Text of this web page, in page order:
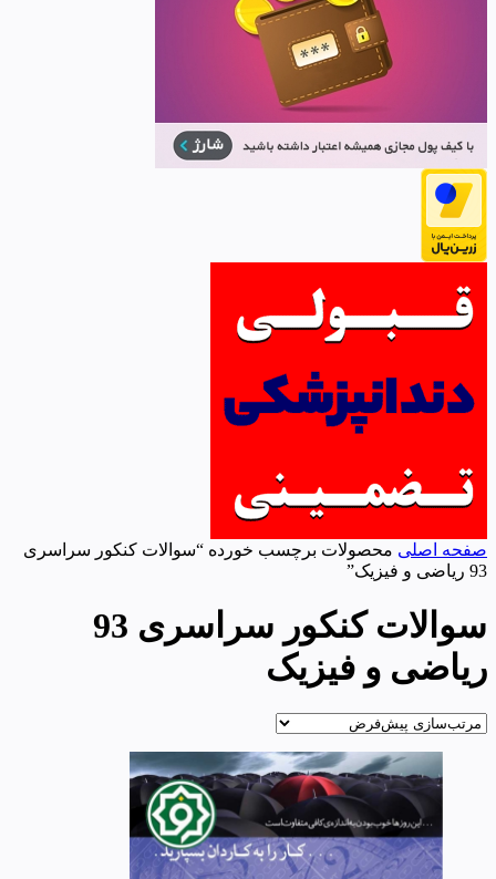
صفحه اصلی محصولات برچسب خورده “سوالات کنکور سراسری
93 ریاضی و فیزیک”
سوالات کنکور سراسری 93
ریاضی و فیزیک